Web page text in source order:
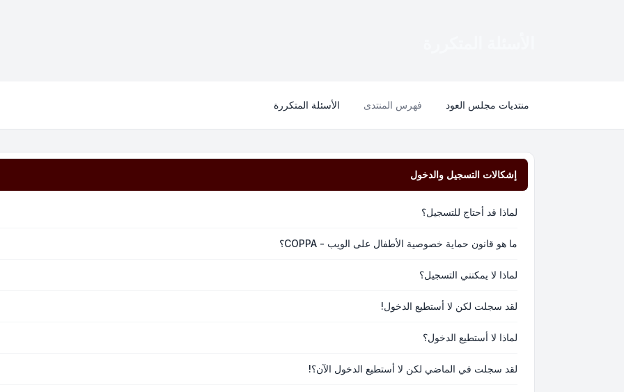
منتديات مجلس العود فهرس المنتدى الأسئلة المتكررة
إشكالات التسجيل والدخول
لماذا قد أحتاج للتسجيل؟
ما هو قانون حماية خصوصية الأطفال على الويب - COPPA؟
لماذا لا يمكنني التسجيل؟
لقد سجلت لكن لا أستطيع الدخول!
لماذا لا أستطيع الدخول؟
لقد سجلت في الماضي لكن لا أستطيع الدخول الآن؟!